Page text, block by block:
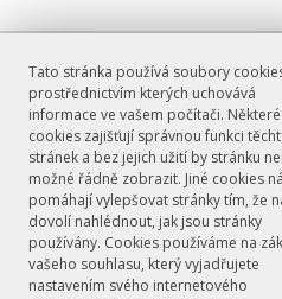
Tato stránka používá soubory
prostřednictvím kterých uchovává
informace ve vašem počítači. Některé
cookies zajišťují správnou funkci
stránek a bez jejich užití by stránku
možné řádně zobrazit. Jiné cookies
pomáhají vylepšovat stránky tím, že
dovolí nahlédnout, jak jsou stránky
používány. Cookies používáme na
vašeho souhlasu, který vyjadřujete
nastavením svého internetového
© FF UK